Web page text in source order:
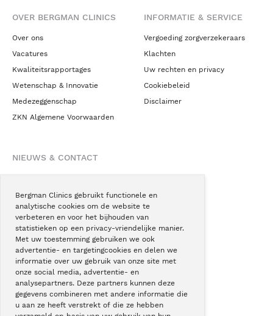
Bergman Clinics gebruikt functionele en
analytische cookies om de website te
verbeteren en voor het bijhouden van
statistieken op een privacy-vriendelijke manier.
Met uw toestemming gebruiken we ook
advertentie- en targetingcookies en delen we
informatie over uw gebruik van onze site met
onze social media, advertentie- en
analysepartners. Deze partners kunnen deze
gegevens combineren met andere informatie die
u aan ze heeft verstrekt of die ze hebben
OVER BERGMAN CLINICS
Over ons
Vacatures
Kwaliteitsrapportages
Wetenschap & Innovatie
Medezeggenschap
ZKN Algemene Voorwaarden
INFORMATIE & SERVICE
Vergoeding zorgverzekeraars
Klachten
Uw rechten en privacy
Cookiebeleid
Disclaimer
NIEUWS & CONTACT
Blogs
Podcast
Pressroom
Instagram
Facebook
LinkedIn